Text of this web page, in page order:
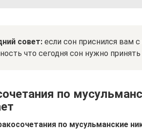
совет: если сон приснился вам
что сегодня сон нужно
по
по мусульманские